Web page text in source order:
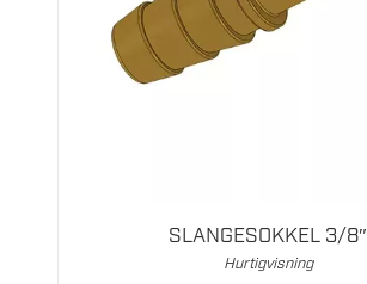
SLANGESOKKEL 3/8″
Hurtigvisning